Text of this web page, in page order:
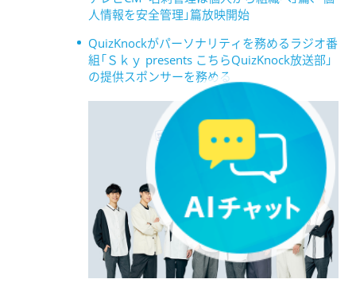
人情報を安全管理」篇放映開始
QuizKnockがパーソナリティを務めるラジオ番
組「Ｓｋｙ presents こちらQuizKnock放送部」
の提供スポンサーを務める